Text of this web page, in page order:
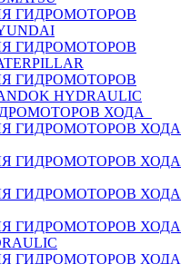
ГИДРОМОТОРОВ
ГИДРОМОТОРОВ
ГИДРОМОТОРОВ
HYDRAULIC
ХОДА
ГИДРОМОТОРОВ ХОДА
ГИДРОМОТОРОВ ХОДА
ГИДРОМОТОРОВ ХОДА
ГИДРОМОТОРОВ ХОДА
ГИДРОМОТОРОВ ХОДА